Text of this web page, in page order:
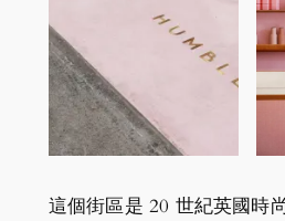
這個街區是 20 世紀英國時